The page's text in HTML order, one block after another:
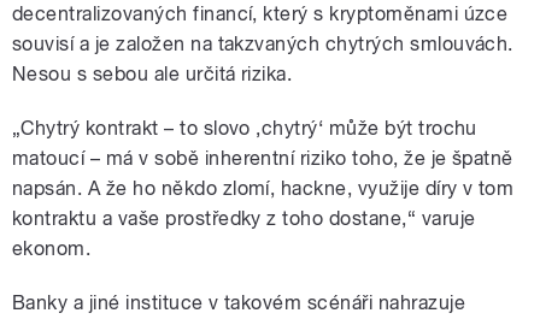
decentralizovaných financí, který s kryptoměnami úzce
souvisí a je založen na takzvaných chytrých smlouvách.
Nesou s sebou ale určitá rizika.
„Chytrý kontrakt – to slovo ‚chytrý‘ může být trochu
matoucí – má v sobě inherentní riziko toho, že je špatně
napsán. A že ho někdo zlomí, hackne, využije díry v tom
kontraktu a vaše prostředky z toho dostane,“ varuje
ekonom.
Banky a jiné instituce v takovém scénáři nahrazuje